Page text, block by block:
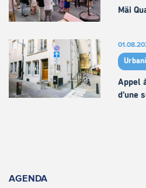
Mäi
Appel
d’une
AGENDA